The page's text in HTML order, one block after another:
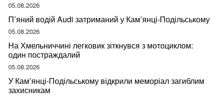
05.08.2026
П’яний водій Audi затриманий у Кам’янці-Подільському
05.08.2026
На Хмельниччині легковик зіткнувся з мотоциклом:
один постраждалий
05.08.2026
У Кам’янці-Подільському відкрили меморіал загиблим
захисникам